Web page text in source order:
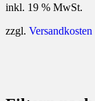
inkl. 19 % MwSt.
zzgl. Versandkosten